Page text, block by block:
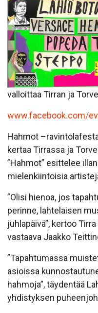
valloittaa Tirran ja
www.facebook.com/
Hahmot
kertaa Tirrassa ja
”Hahmot” esittelee
mielenkiintoisia
”Olisi hienoa, jos
perinne, lahtelaisen
juhlapäivä”, kertoo
vastaava Jaakko
”Tapahtumassa
asioissa
hahmoja”, täydentää
yhdistyksen